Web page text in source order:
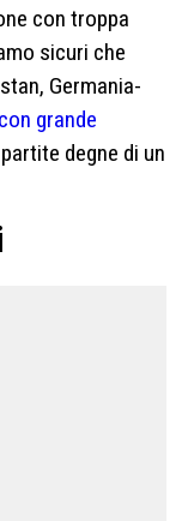
con troppa
sicuri che
Germania-
con grande
degne di un